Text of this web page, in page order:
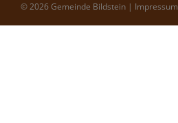
© 2026 Gemeinde Bildstein | Impressum